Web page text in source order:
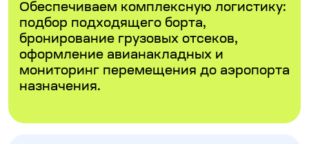
Обеспечиваем комплексную логистику:
подбор подходящего борта,
бронирование грузовых отсеков,
оформление авианакладных и
мониторинг перемещения до аэропорта
назначения.